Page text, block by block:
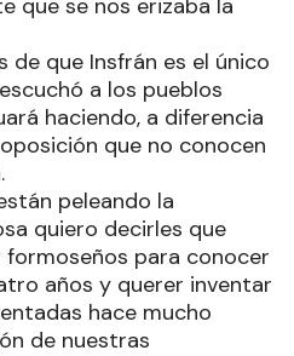
que se nos erizaba la
de que Insfrán es el único
a los pueblos
haciendo, a diferencia
que no conocen
peleando la
quiero decirles que
para conocer
años y querer inventar
hace mucho
de nuestras